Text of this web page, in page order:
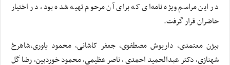
در این مراسم ویژه نامه‌ای که برای آن مرحوم تهیه شده بود، در اختیار
حاضران قرار گرفت.
بیژن معتمدی، داریوش مصطفوی، جعفر کاشانی، محمود یاوری،شاهرخ
شهنازی، دکتر عبدالحمید احمدی ، ناصر عظیمی، محمود خوردبین، رضا گل